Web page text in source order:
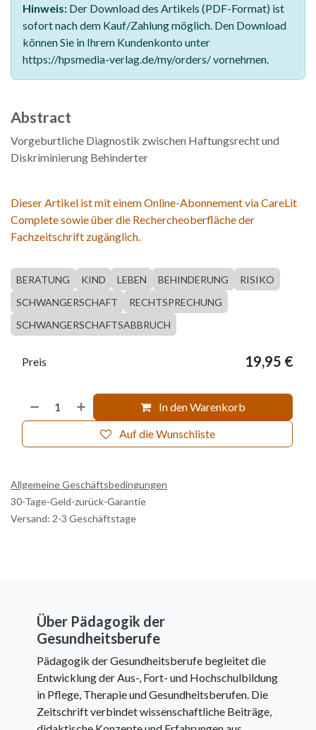
Hinweis: Der Download des Artikels (PDF-Format) ist
sofort nach dem Kauf/Zahlung möglich. Den Download
können Sie in Ihrem Kundenkonto unter
https://hpsmedia-verlag.de/my/orders/ vornehmen.
Abstract
Vorgeburtliche Diagnostik zwischen Haftungsrecht und
Diskriminierung Behinderter
Dieser Artikel ist mit einem Online-Abonnement via CareLit
Complete sowie über die Rechercheoberfläche der
Fachzeitschrift zugänglich.
BERATUNG KIND LEBEN BEHINDERUNG
RISIKO
SCHWANGERSCHAFT
RECHTSPRECHUNG
SCHWANGERSCHAFTSABBRUCH
In den Warenkorb
Auf die Wunschliste
Preis 19,95 €
Allgemeine Geschäftsbedingungen
30-Tage-Geld-zurück-Garantie
Versand: 2-3 Geschäftstage
Über Pädagogik der
Gesundheitsberufe
Pädagogik der Gesundheitsberufe begleitet die
Entwicklung der Aus-, Fort- und Hochschulbildung
in Pflege, Therapie und Gesundheitsberufen. Die
Zeitschrift verbindet wissenschaftliche Beiträge,